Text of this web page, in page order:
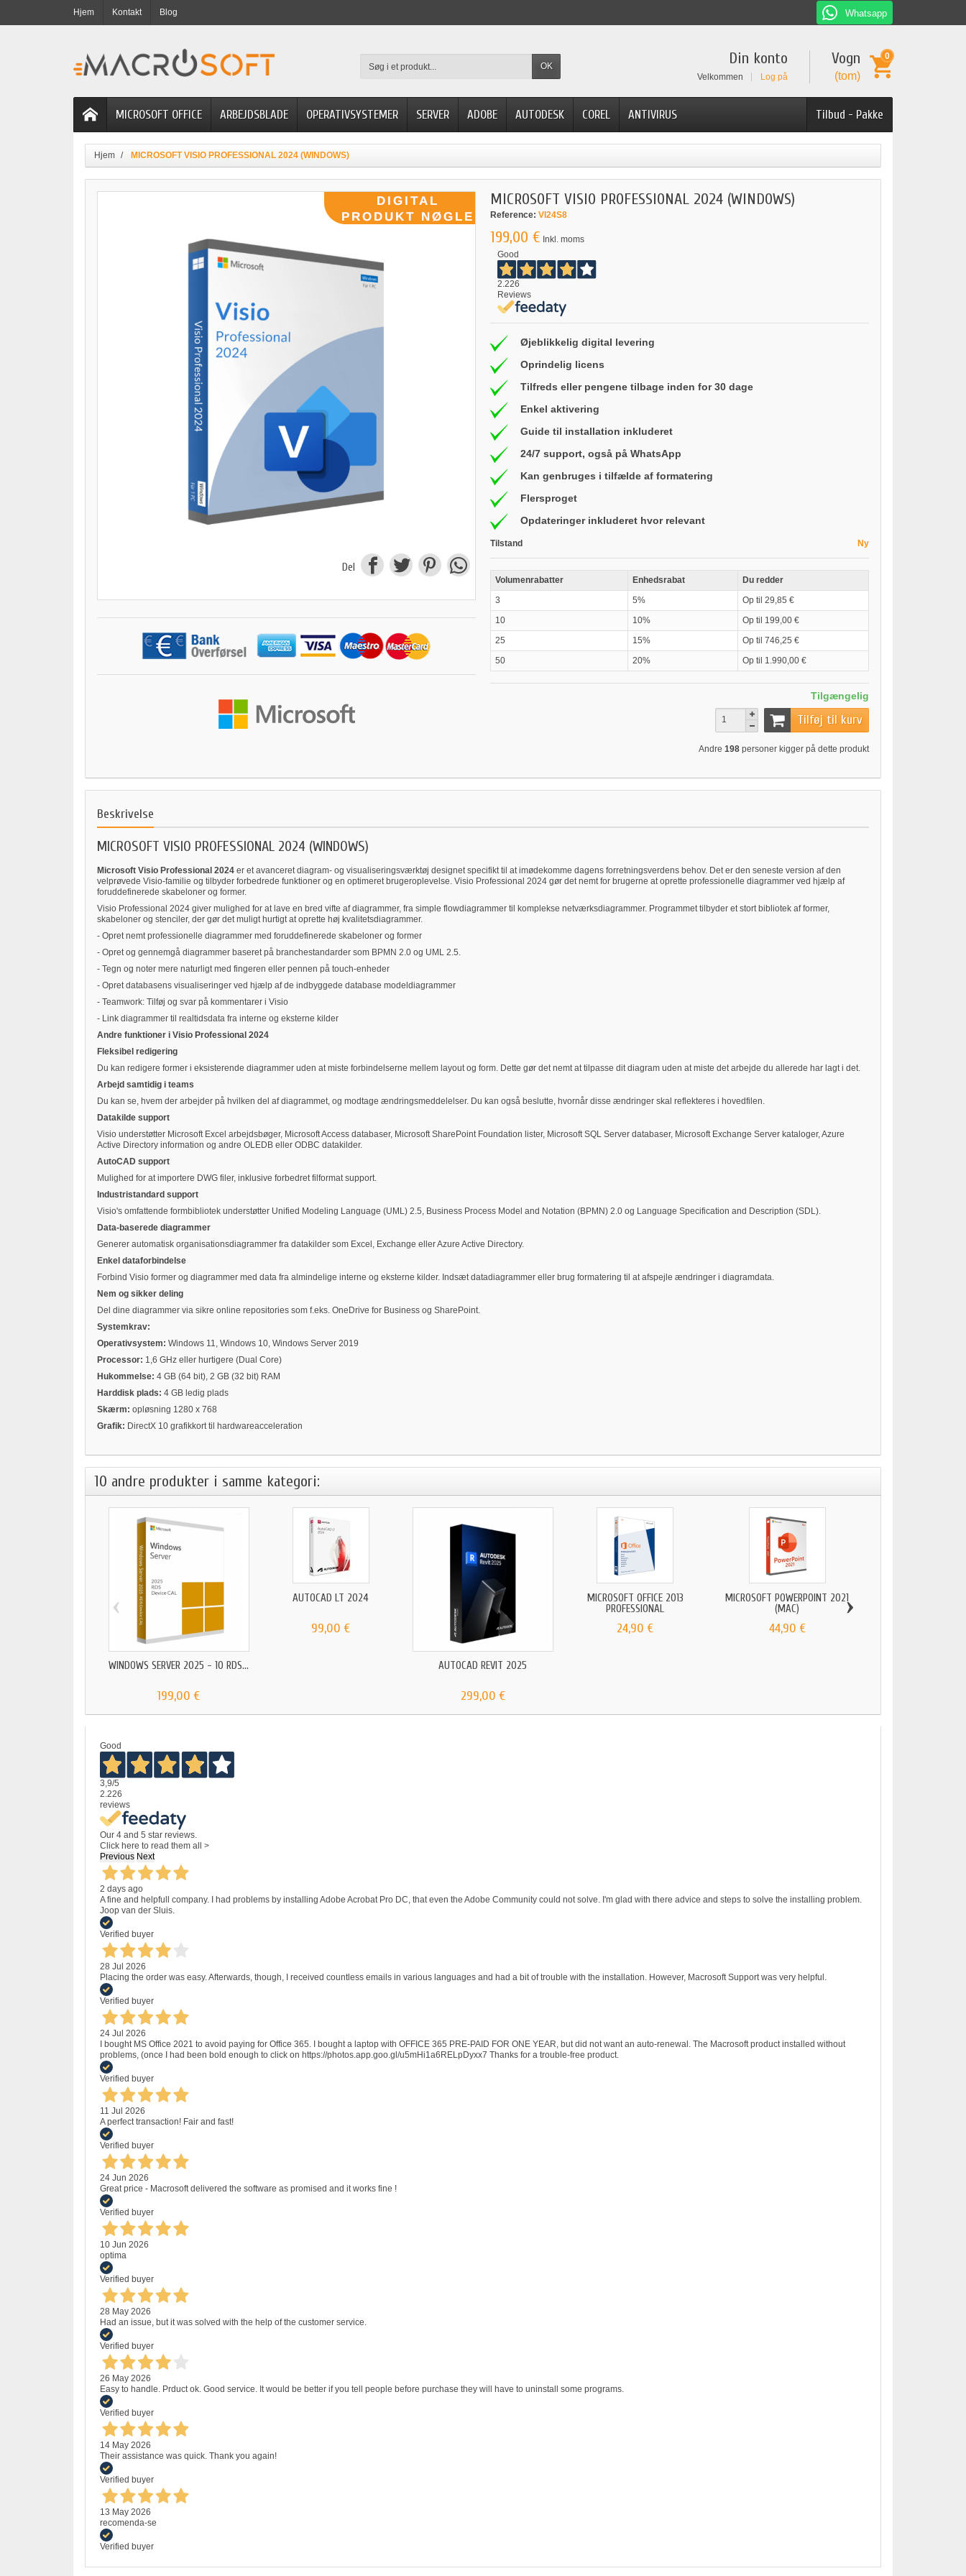
Hjem Kontakt Blog Whatsapp
OK Vogn
(tom)
0
Din konto
Velkommen Log på
Tilbud - Pakke
MICROSOFT OFFICE ARBEJDSBLADE OPERATIVSYSTEMER SERVER ADOBE AUTODESK COREL ANTIVIRUS
Hjem MICROSOFT VISIO PROFESSIONAL 2024 (WINDOWS)
Del
MICROSOFT VISIO PROFESSIONAL 2024 (WINDOWS)
Reference: VI24S8
199,00 € Inkl. moms
Good
2.226
Reviews
Øjeblikkelig digital levering
Oprindelig licens
Tilfreds eller pengene tilbage inden for 30 dage
Enkel aktivering
Guide til installation inkluderet
24/7 support, også på WhatsApp
Kan genbruges i tilfælde af formatering
Flersproget
Opdateringer inkluderet hvor relevant
Tilstand Ny
Volumenrabatter Enhedsrabat
Du redder
3
5%
Op til 29,85 €
10
10%
Op til 199,00 €
25
15%
Op til 746,25 €
50
20% Op til 1.990,00 €
Tilgængelig
Tilføj til kurv
Andre 198 personer kigger på dette produkt
Beskrivelse
MICROSOFT VISIO PROFESSIONAL 2024 (WINDOWS)
Microsoft Visio Professional 2024 er et avanceret diagram- og visualiseringsværktøj designet specifikt til at imødekomme dagens forretningsverdens behov. Det er den seneste version af den
velprøvede Visio-familie og tilbyder forbedrede funktioner og en optimeret brugeroplevelse. Visio Professional 2024 gør det nemt for brugerne at oprette professionelle diagrammer ved hjælp af
foruddefinerede skabeloner og former.
Visio Professional 2024 giver mulighed for at lave en bred vifte af diagrammer, fra simple flowdiagrammer til komplekse netværksdiagrammer. Programmet tilbyder et stort bibliotek af former,
skabeloner og stenciler, der gør det muligt hurtigt at oprette høj kvalitetsdiagrammer.
- Opret nemt professionelle diagrammer med foruddefinerede skabeloner og former
- Opret og gennemgå diagrammer baseret på branchestandarder som BPMN 2.0 og UML 2.5.
- Tegn og noter mere naturligt med fingeren eller pennen på touch-enheder
- Opret databasens visualiseringer ved hjælp af de indbyggede database modeldiagrammer
- Teamwork: Tilføj og svar på kommentarer i Visio
- Link diagrammer til realtidsdata fra interne og eksterne kilder
Andre funktioner i Visio Professional 2024
Fleksibel redigering
Du kan redigere former i eksisterende diagrammer uden at miste forbindelserne mellem layout og form. Dette gør det nemt at tilpasse dit diagram uden at miste det arbejde du allerede har lagt i det.
Arbejd samtidig i teams
Du kan se, hvem der arbejder på hvilken del af diagrammet, og modtage ændringsmeddelelser. Du kan også beslutte, hvornår disse ændringer skal reflekteres i hovedfilen.
Datakilde support
Visio understøtter Microsoft Excel arbejdsbøger, Microsoft Access databaser, Microsoft SharePoint Foundation lister, Microsoft SQL Server databaser, Microsoft Exchange Server kataloger, Azure
Active Directory information og andre OLEDB eller ODBC datakilder.
AutoCAD support
Mulighed for at importere DWG filer, inklusive forbedret filformat support.
Industristandard support
Visio's omfattende formbibliotek understøtter Unified Modeling Language (UML) 2.5, Business Process Model and Notation (BPMN) 2.0 og Language Specification and Description (SDL).
Data-baserede diagrammer
Generer automatisk organisationsdiagrammer fra datakilder som Excel, Exchange eller Azure Active Directory.
Enkel dataforbindelse
Forbind Visio former og diagrammer med data fra almindelige interne og eksterne kilder. Indsæt datadiagrammer eller brug formatering til at afspejle ændringer i diagramdata.
Nem og sikker deling
Del dine diagrammer via sikre online repositories som f.eks. OneDrive for Business og SharePoint.
Systemkrav:
Operativsystem: Windows 11, Windows 10, Windows Server 2019
Processor: 1,6 GHz eller hurtigere (Dual Core)
Hukommelse: 4 GB (64 bit), 2 GB (32 bit) RAM
Harddisk plads: 4 GB ledig plads
Skærm: opløsning 1280 x 768
Grafik: DirectX 10 grafikkort til hardwareacceleration
10 andre produkter i samme kategori:
WINDOWS SERVER 2025 - 10 RDS...
199,00 €
AUTOCAD LT 2024
99,00 €
AUTOCAD REVIT 2025
299,00 €
MICROSOFT OFFICE 2013
PROFESSIONAL
24,90 €
MICROSOFT POWERPOINT 2021
(MAC)
44,90 €
‹ ›
Good
3,9/5
2.226
reviews
Our 4 and 5 star reviews.
Click here to read them all >
Previous Next
2 days ago
A fine and helpfull company. I had problems by installing Adobe Acrobat Pro DC, that even the Adobe Community could not solve. I'm glad with there advice and steps to solve the installing problem.
Joop van der Sluis.
Verified buyer
28 Jul 2026
Placing the order was easy. Afterwards, though, I received countless emails in various languages and had a bit of trouble with the installation. However, Macrosoft Support was very helpful.
Verified buyer
24 Jul 2026
I bought MS Office 2021 to avoid paying for Office 365. I bought a laptop with OFFICE 365 PRE-PAID FOR ONE YEAR, but did not want an auto-renewal. The Macrosoft product installed without
problems, (once I had been bold enough to click on https://photos.app.goo.gl/u5mHi1a6RELpDyxx7 Thanks for a trouble-free product.
Verified buyer
11 Jul 2026
A perfect transaction! Fair and fast!
Verified buyer
24 Jun 2026
Great price - Macrosoft delivered the software as promised and it works fine !
Verified buyer
10 Jun 2026
optima
Verified buyer
28 May 2026
Had an issue, but it was solved with the help of the customer service.
Verified buyer
26 May 2026
Easy to handle. Prduct ok. Good service. It would be better if you tell people before purchase they will have to uninstall some programs.
Verified buyer
14 May 2026
Their assistance was quick. Thank you again!
Verified buyer
13 May 2026
recomenda-se
Verified buyer